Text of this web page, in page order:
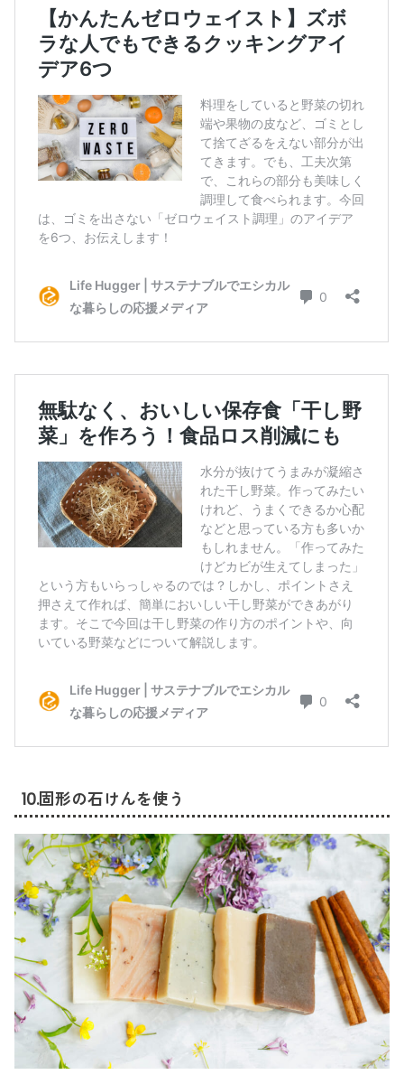
10.固形の石けんを使う